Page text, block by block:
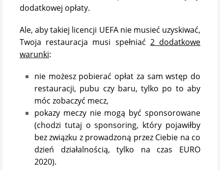
dodatkowej opłaty.
Ale, aby takiej licencji UEFA nie musieć uzyskiwać,
Twoja restauracja musi spełniać 2 dodatkowe
warunki:
nie możesz pobierać opłat za sam wstęp do
restauracji, pubu czy baru, tylko po to aby
móc zobaczyć mecz,
pokazy meczy nie mogą być sponsorowane
(chodzi tutaj o sponsoring, który pojawiłby
bez związku z prowadzoną przez Ciebie na co
dzień działalnością, tylko na czas EURO
2020).